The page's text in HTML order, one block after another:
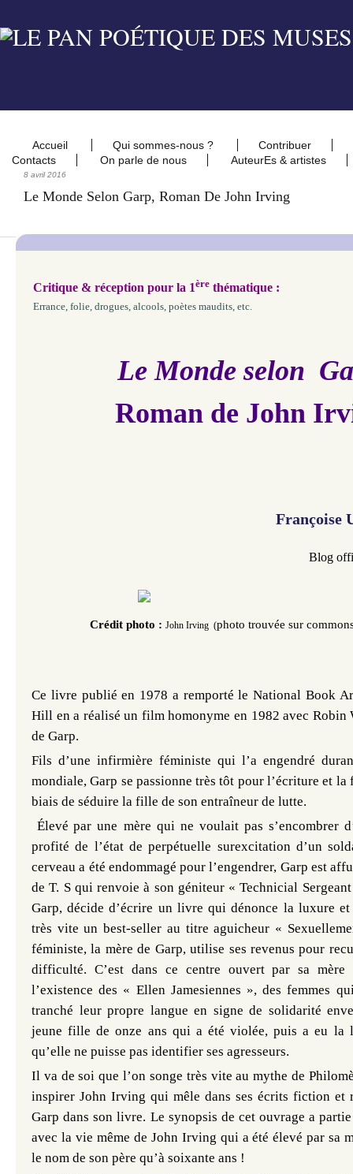
Accueil Qui sommes-nous ?
Contribuer
Contacts
On parle de nous AuteurEs & artistes
8 avril 2016
Le Monde Selon Garp, Roman De John Irving
Critique & réception pour la 1ère thématique :
Errance, folie, drogues, alcools, poètes maudits, etc.
Le Monde selon
Roman de John
Françoise
Blog
Crédit photo : John Irving (photo trouvée sur
Ce livre publié en 1978 a remporté le National Book
Hill en a réalisé un film homonyme en 1982 avec Robin
de Garp.
Fils d’une infirmière féministe qui l’a engendré
mondiale, Garp se passionne très tôt pour l’écriture et
biais de séduire la fille de son entraîneur de lutte.
Élevé par une mère qui ne voulait pas s’encombrer
profité de l’état de perpétuelle surexcitation d’un
cerveau a été endommagé pour l’engendrer, Garp est
de T. S qui renvoie à son géniteur « Technicial
Garp, décide d’écrire un livre qui dénonce la luxure
très vite un best-seller au titre aguicheur «
féministe, la mère de Garp, utilise ses revenus pour
difficulté. C’est dans ce centre ouvert par sa mère
l’existence des « Ellen Jamesiennes », des femmes
tranché leur propre langue en signe de solidarité
jeune fille de onze ans qui a été violée, puis a eu la
qu’elle ne puisse pas identifier ses agresseurs.
Il va de soi que l’on songe très vite au mythe de
inspirer John Irving qui mêle dans ses écrits fiction et
Garp dans son livre. Le synopsis de cet ouvrage a
avec la vie même de John Irving qui a été élevé par sa
le nom de son père qu’à soixante ans !